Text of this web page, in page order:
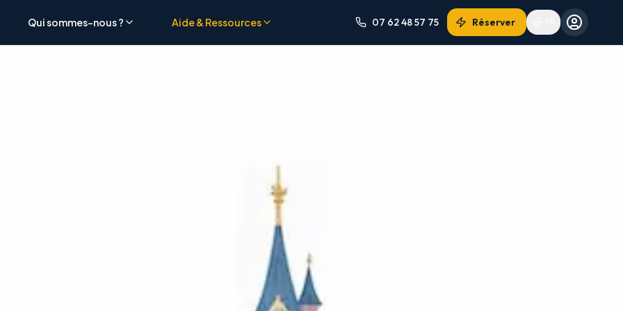
Qui sommes-nous ? Aide & Ressources 07 62 48 57 75 Réserver